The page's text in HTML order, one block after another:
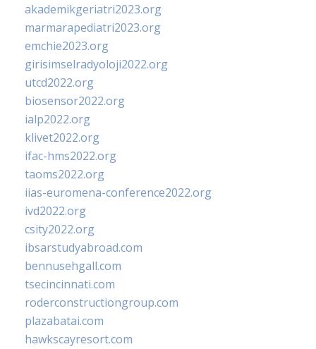
akademikgeriatri2023.org
marmarapediatri2023.org
emchie2023.org
girisimselradyoloji2022.org
utcd2022.org
biosensor2022.org
ialp2022.org
klivet2022.org
ifac-hms2022.org
taoms2022.org
iias-euromena-conference2022.org
ivd2022.org
csity2022.org
ibsarstudyabroad.com
bennusehgall.com
tsecincinnati.com
roderconstructiongroup.com
plazabatai.com
hawkscayresort.com